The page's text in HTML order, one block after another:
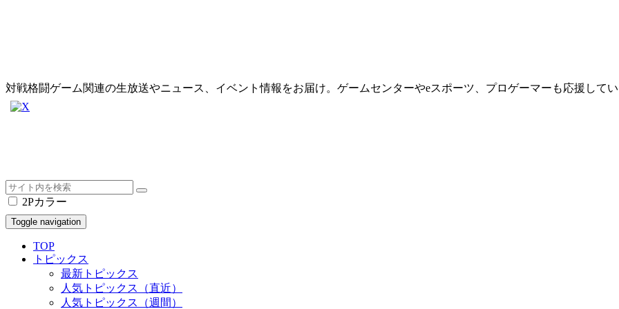
対戦格闘ゲーム関連の生放送やニュース、イベント情報をお届け。ゲームセンターやeスポーツ、プロゲーマーも応援して
2Pカラー
Toggle navigation
TOP
トピックス
最新トピックス
人気トピックス（直近）
人気トピックス（週間）